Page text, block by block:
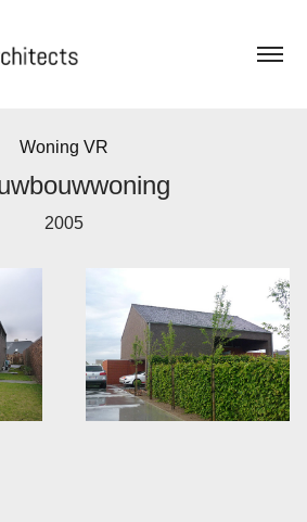
Woning VR
2005